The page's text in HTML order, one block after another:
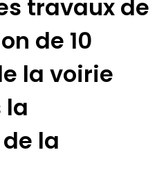
travaux de
de 10
la voirie
la
la